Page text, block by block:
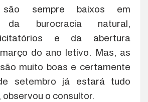
são sempre baixos em
da burocracia natural,
e da abertura
do ano letivo. Mas, as
muito boas e certamente
setembro já estará tudo
observou o consultor.